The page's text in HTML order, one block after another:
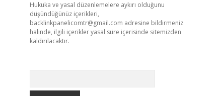
Hukuka ve yasal düzenlemelere aykırı olduğunu
düşündüğünüz içerikleri,
backlinkpanelicomtr@gmail.com adresine bildirmeniz
halinde, ilgili içerikler yasal süre içerisinde sitemizden
kaldırılacaktır.